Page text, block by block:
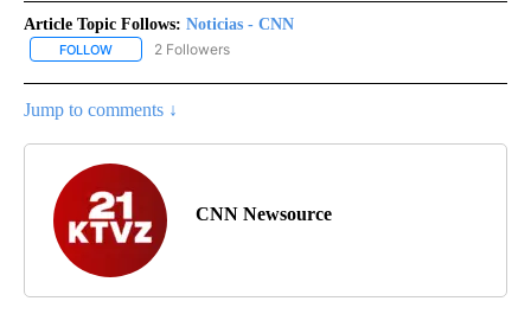
Article Topic Follows: Noticias - CNN
FOLLOW FOLLOW "NOTICIAS - CNN" TO RECEIVE NOTIFICATIONS ABOUT
2 Followers
Jump to comments ↓
CNN Newsource